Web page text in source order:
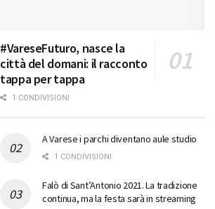
#VareseFuturo, nasce la
città del domani: il racconto
tappa per tappa
1 CONDIVISIONI
A Varese i parchi diventano aule studio
1 CONDIVISIONI
Falò di Sant’Antonio 2021. La tradizione
continua, ma la festa sarà in streaming